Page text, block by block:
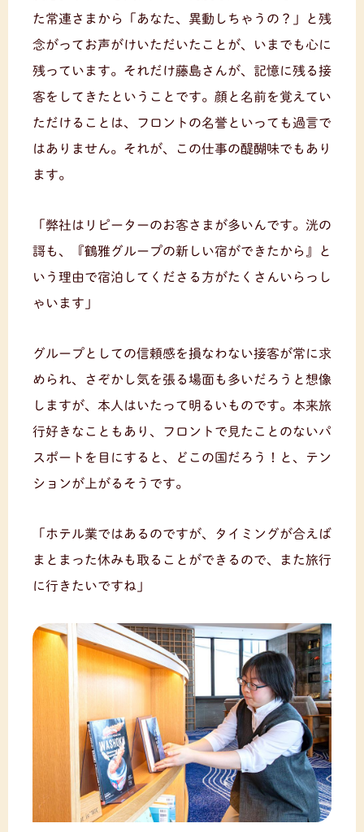
た常連さまから「あなた、異動しちゃうの？」と残
念がってお声がけいただいたことが、いまでも心に
残っています。それだけ藤島さんが、記憶に残る接
客をしてきたということです。顔と名前を覚えてい
ただけることは、フロントの名誉といっても過言で
はありません。それが、この仕事の醍醐味でもあり
ます。
「弊社はリピーターのお客さまが多いんです。洸の
謌も、『鶴雅グループの新しい宿ができたから』と
いう理由で宿泊してくださる方がたくさんいらっし
ゃいます」
グループとしての信頼感を損なわない接客が常に求
められ、さぞかし気を張る場面も多いだろうと想像
しますが、本人はいたって明るいものです。本来旅
行好きなこともあり、フロントで見たことのないパ
スポートを目にすると、どこの国だろう！と、テン
ションが上がるそうです。
「ホテル業ではあるのですが、タイミングが合えば
まとまった休みも取ることができるので、また旅行
に行きたいですね」